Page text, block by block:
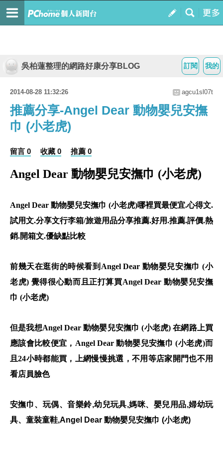
我的
訂閱
吳柏蓮整理的網路好康分享BLOG
2014-08-28 11:32:26 agcu1sl07t
推薦分享-Angel Dear 動物嬰兒安撫
巾 (小老虎)
留言 0 收藏 0 推薦 0
Angel Dear 動物嬰兒安撫巾 (小老虎)
Angel Dear 動物嬰兒安撫巾 (小老虎)哪裡買最便宜.心得文.
試用文.分享文行李箱/旅遊用品分享推薦.好用.推薦.評價.熱
銷.開箱文.優缺點比較
前幾天在逛街的時候看到Angel Dear 動物嬰兒安撫巾 (小
老虎) 覺得很心動而且正打算買Angel Dear 動物嬰兒安撫
巾 (小老虎)
但是我想Angel Dear 動物嬰兒安撫巾 (小老虎) 在網路上買
應該會比較便宜，Angel Dear 動物嬰兒安撫巾 (小老虎)而
且24小時都能買，上網慢慢挑選，不用等店家開門也不用
看店員臉色
安撫巾、玩偶、音樂鈴,幼兒玩具,媽咪、嬰兒用品,婦幼玩
具、童裝童鞋,Angel Dear 動物嬰兒安撫巾 (小老虎)